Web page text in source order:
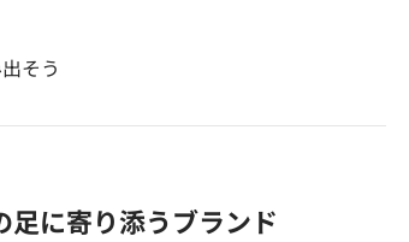
そう
に寄り添うブランド